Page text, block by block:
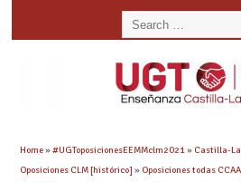
Home»#UGToposicionesEEMMclm2021» Castilla-
Oposiciones CLM [histórico] » Oposiciones todas